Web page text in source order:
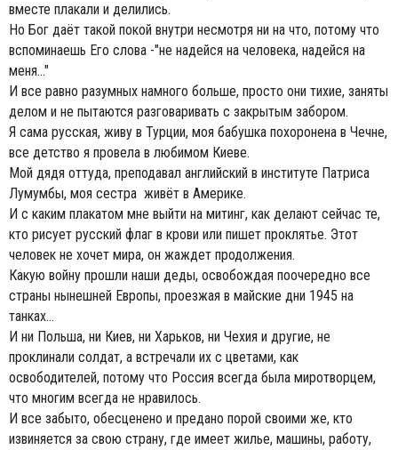
вместе плакали и делились.
Но Бог даёт такой покой внутри несмотря ни на что, потому что
вспоминаешь Его слова -"не надейся на человека, надейся на
меня..."
И все равно разумных намного больше, просто они тихие, заняты
делом и не пытаются разговаривать с закрытым забором.
Я сама русская, живу в Турции, моя бабушка похоронена в Чечне,
все детство я провела в любимом Киеве.
Мой дядя оттуда, преподавал английский в институте Патриса
Лумумбы, моя сестра живёт в Америке.
И с каким плакатом мне выйти на митинг, как делают сейчас те,
кто рисует русский флаг в крови или пишет проклятье. Этот
человек не хочет мира, он жаждет продолжения.
Какую войну прошли наши деды, освобождая поочередно все
страны нынешней Европы, проезжая в майские дни 1945 на
танках...
И ни Польша, ни Киев, ни Харьков, ни Чехия и другие, не
проклинали солдат, а встречали их с цветами, как
освободителей, потому что Россия всегда была миротворцем,
что многим всегда не нравилось.
И все забыто, обесценено и предано порой своими же, кто
извиняется за свою страну, где имеет жилье, машины, работу,